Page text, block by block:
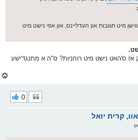
מיט תגובות און העדליינס, און אפי נישט מיט
אז ס'האט נישט מיט רוחניות? ס"ה א מתנגד'ישע
0